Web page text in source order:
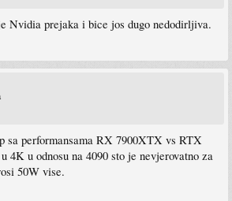
Nvidia prejaka i bice jos dugo nedodirljiva.
sa performansama RX 7900XTX vs RTX
4K u odnosu na 4090 sto je nevjerovatno za
50W vise.